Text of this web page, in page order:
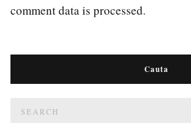
comment data is processed.
Cauta
for: